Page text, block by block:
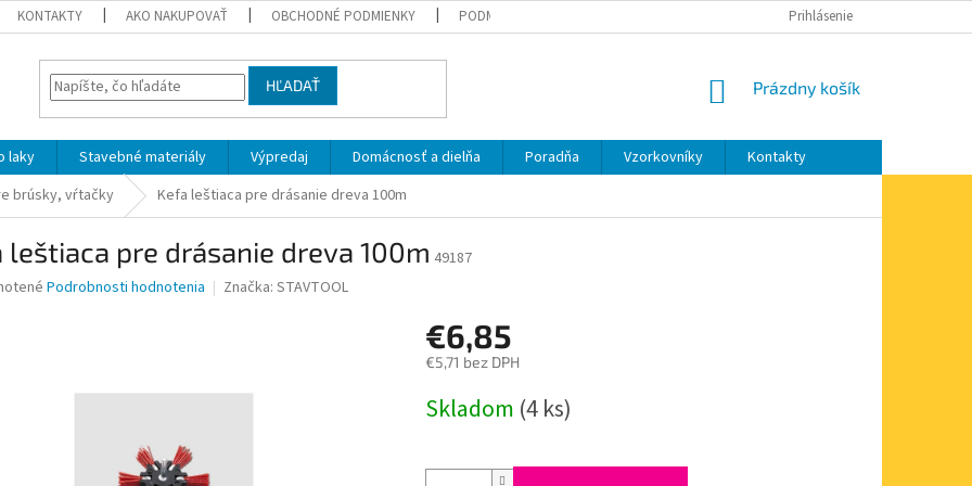
KONTAKTY AKO NAKUPOVAŤ OBCHODNÉ PODMIENKY PODMIENKY OCHRANY OSOBNÝCH ÚDAJOV MOJA OBJEDNÁVKA
Prihlásenie
HĽADAŤ
NÁKUPNÝ
Prázdny košík
laky Stavebné materiály Výpredaj Domácnosť a dielňa Poradňa Vzorkovníky
Kontakty
brúsky, vŕtačky Kefa leštiaca pre drásanie dreva 100m
leštiaca pre drásanie dreva 100m 49187
Podrobnosti hodnotenia Značka: STAVTOOL
€6,85
€5,71 bez DPH
cena:
Skladom (4 ks)